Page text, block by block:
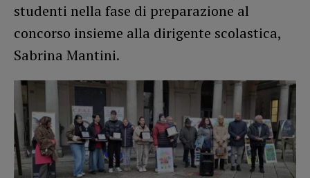
studenti nella fase di preparazione al
concorso insieme alla dirigente scolastica,
Sabrina Mantini.